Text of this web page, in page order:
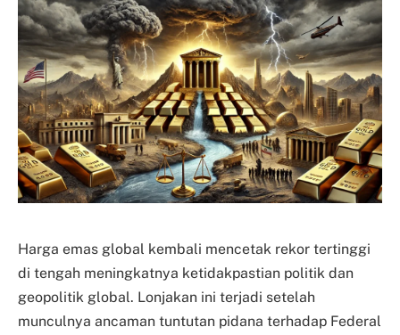
Harga emas global kembali mencetak rekor tertinggi
di tengah meningkatnya ketidakpastian politik dan
geopolitik global. Lonjakan ini terjadi setelah
munculnya ancaman tuntutan pidana terhadap Federal